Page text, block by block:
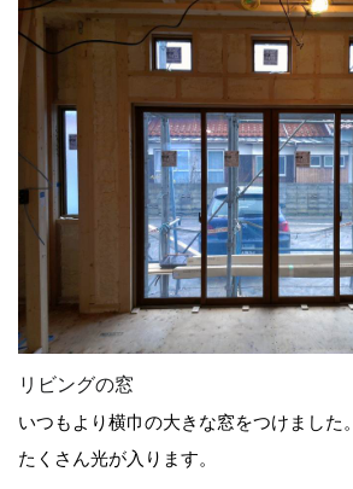
リビングの窓
いつもより横巾の大きな窓をつけました。
たくさん光が入ります。